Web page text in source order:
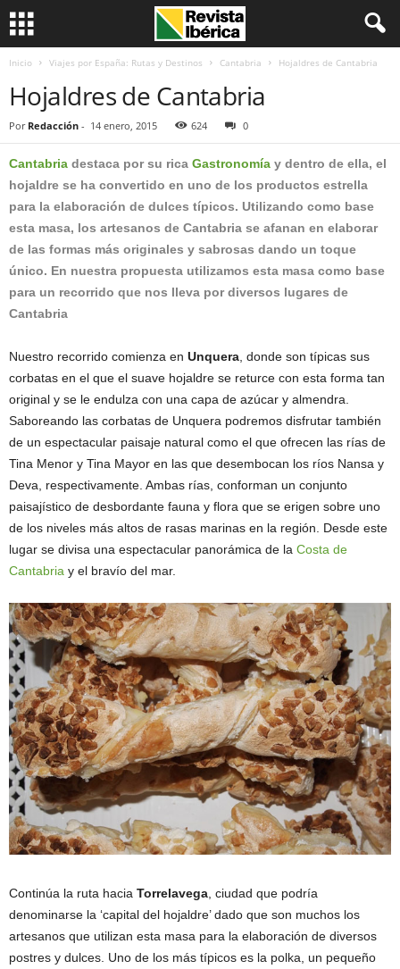
Inicio Viajes por España: Rutas y Destinos Cantabria Hojaldres de Cantabria
Hojaldres de Cantabria
Por Redacción - 14 enero, 2015 624 0
Cantabria destaca por su rica Gastronomía y dentro de ella, el
hojaldre se ha convertido en uno de los productos estrella
para la elaboración de dulces típicos. Utilizando como base
esta masa, los artesanos de Cantabria se afanan en elaborar
de las formas más originales y sabrosas dando un toque
único. En nuestra propuesta utilizamos esta masa como base
para un recorrido que nos lleva por diversos lugares de
Cantabria
Nuestro recorrido comienza en Unquera , donde son típicas sus
corbatas en el que el suave hojaldre se returce con esta forma tan
original y se le endulza con una capa de azúcar y almendra.
Saboreando las corbatas de Unquera podremos disfrutar también
de un espectacular paisaje natural como el que ofrecen las rías de
Tina Menor y Tina Mayor en las que desembocan los ríos Nansa y
Deva, respectivamente. Ambas rías, conforman un conjunto
paisajístico de desbordante fauna y flora que se erigen sobre uno
de los niveles más altos de rasas marinas en la región. Desde este
lugar se divisa una espectacular panorámica de la Costa de
Cantabria y el bravío del mar.
Continúa la ruta hacia Torrelavega , ciudad que podría
denominarse la ‘capital del hojaldre’ dado que son muchos los
artesanos que utilizan esta masa para la elaboración de diversos
postres y dulces. Uno de los más típicos es la polka, un pequeño